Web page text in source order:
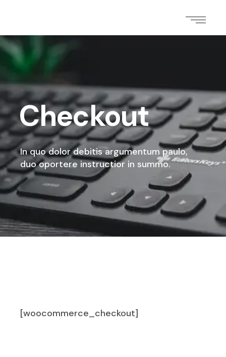
Checkout
In quo dolor debitis argumentum paulo,
duo oportere instructior in summo.
[woocommerce_checkout]